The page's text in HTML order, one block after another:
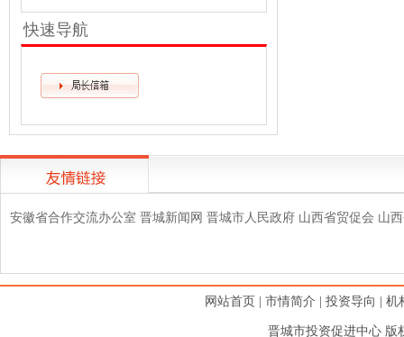
快速导航
安徽省合作交流办公室 晋城新闻网 晋城市人民政府 山西省贸促会 山
网站首页 |市情简介 |投资导向 |机
晋城市投资促进中心 版